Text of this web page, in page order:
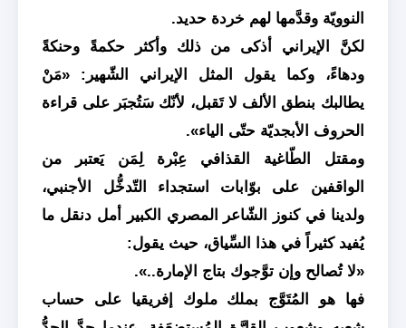
النوويّة وقدَّمها لهم خردة حديد.
لكنَّ الإيراني أذكى من ذلك وأكثر حكمةً وحنكةً
ودهاءً، وكما يقول المثل الإيراني الشّهير: «مَنْ
يطالبك بنطق الألف لا تَقبل، لأنّك سَتُجبَر على قراءة
الحروف الأبجديّة حتّى الياء».
ومقتل الطّاغية القذافي عِبْرة لِمَن يَعتبر من
الواقفين على بوّابات استجداء التّدخُّل الأجنبي،
ولدينا في كنوز الشّاعر المصري الكبير أمل دنقل ما
يُفيد كثيراً في هذا السِّياق، حيث يقول:
«لا تُصالح وإن توَّجوك بتاج الإمارة..».
فها هو المُتَوَّج بملك ملوك إفريقيا على حساب